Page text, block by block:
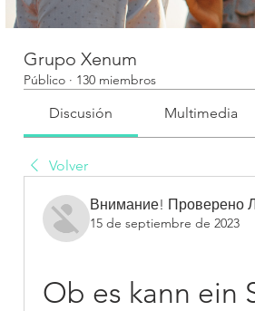
Grupo Xenum
Público · 130 miembros
Discusión Multimedia
Volver
Внимание! Проверено
15 de septiembre de 2023
Ob es kann ein